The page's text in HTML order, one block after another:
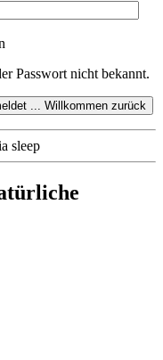
Passwort nicht bekannt.
... Willkommen zurück
sleep